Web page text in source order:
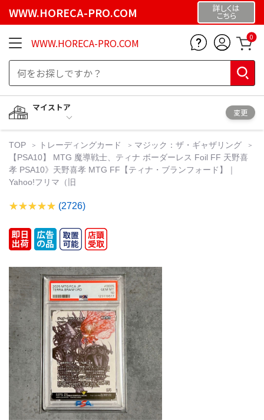
WWW.HORECA-PRO.COM 詳しくは
こちら
WWW.HORECA-PRO.COM 0
マイストア
変更
TOP トレーディングカード
マジック：ザ・ギャザリング
【PSA10】 MTG 魔導戦士、ティナ ボーダーレス Foil FF 天野喜
孝 PSA10》天野喜孝 MTG FF【ティナ・ブランフォード】｜
Yahoo!フリマ（旧
(2726)